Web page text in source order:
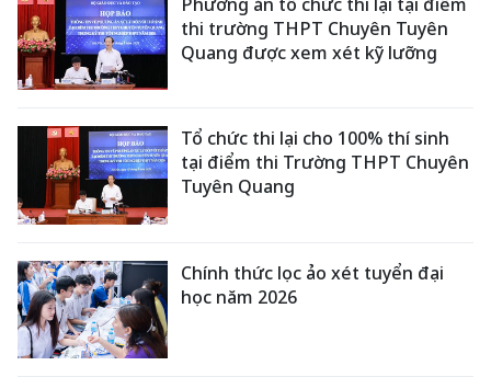
thi trường THPT Chuyên Tuyên
Quang được xem xét kỹ lưỡng
Tổ chức thi lại cho 100% thí sinh
tại điểm thi Trường THPT Chuyên
Tuyên Quang
Chính thức lọc ảo xét tuyển đại
học năm 2026